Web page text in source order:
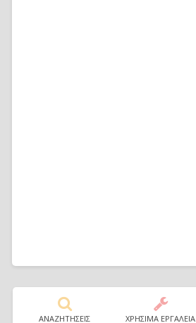
ΑΝΑΖΗΤΗΣΕΙΣ ΧΡΗΣΙΜΑ ΕΡΓΑΛΕΙΑ